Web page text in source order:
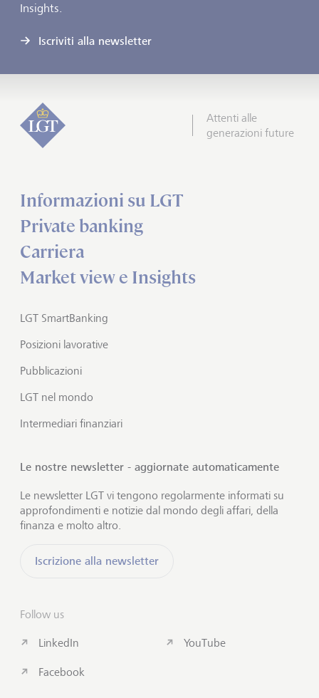
Insights.
Iscriviti alla newsletter
Attenti alle
generazioni future
Informazioni su LGT
Private banking
Carriera
Market view e Insights
LGT SmartBanking
Posizioni lavorative
Pubblicazioni
LGT nel mondo
Intermediari finanziari
Le nostre newsletter - aggiornate automaticamente
Le newsletter LGT vi tengono regolarmente informati su
approfondimenti e notizie dal mondo degli affari, della
finanza e molto altro.
Iscrizione alla newsletter
Follow us
LinkedIn
Facebook
YouTube